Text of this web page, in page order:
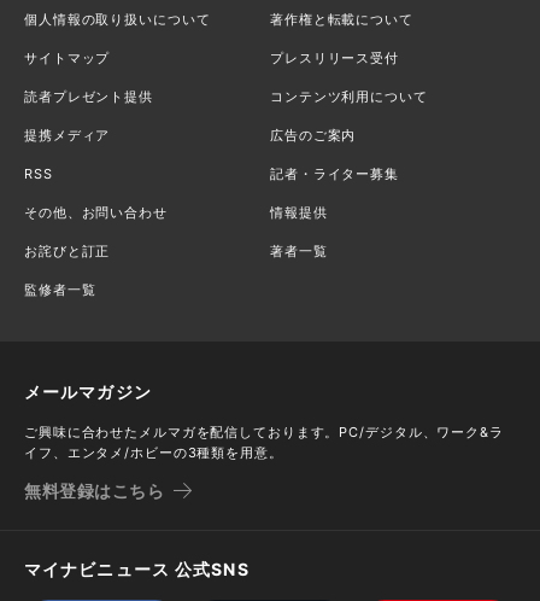
個人情報の取り扱いについて 著作権と転載について
サイトマップ プレスリリース受付
読者プレゼント提供 コンテンツ利用について
提携メディア 広告のご案内
RSS 記者・ライター募集
その他、お問い合わせ 情報提供
お詫びと訂正 著者一覧
監修者一覧
メールマガジン
ご興味に合わせたメルマガを配信しております。PC/デジタル、ワーク&ラ
イフ、エンタメ/ホビーの3種類を用意。
無料登録はこちら
マイナビニュース 公式SNS